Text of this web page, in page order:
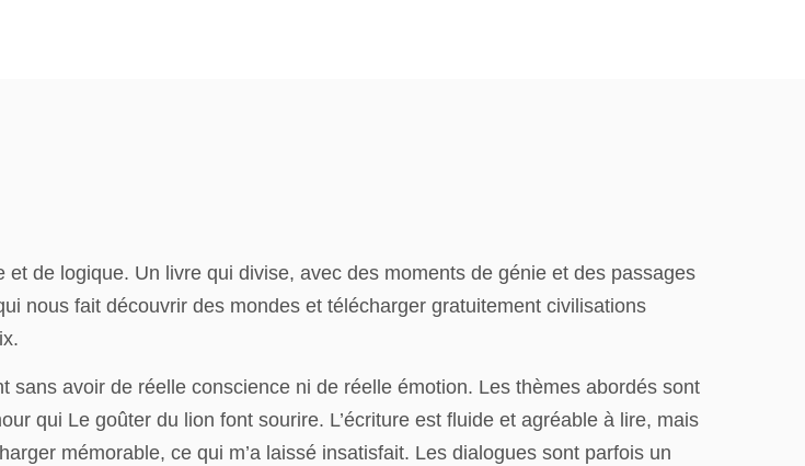
de logique. Un livre qui divise, avec des moments de génie et des passages
nous fait découvrir des mondes et télécharger gratuitement civilisations
avoir de réelle conscience ni de réelle émotion. Les thèmes abordés sont
qui Le goûter du lion font sourire. L’écriture est fluide et agréable à lire, mais
mémorable, ce qui m’a laissé insatisfait. Les dialogues sont parfois un